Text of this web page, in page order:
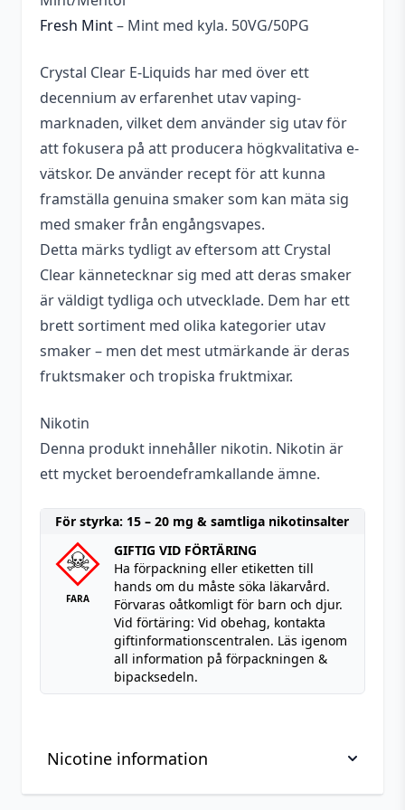
Nicotine information
Fresh Mint– Mint med kyla. 50VG/50PG
Crystal Clear E-Liquids har med över ett
decennium av erfarenhet utav vaping-
marknaden, vilket dem använder sig utav för
att fokusera på att producera högkvalitativa e-
vätskor. De använder recept för att kunna
framställa genuina smaker som kan mäta sig
med smaker från engångsvapes.
Detta märks tydligt av eftersom att Crystal
Clear kännetecknar sig med att deras smaker
är väldigt tydliga och utvecklade. Dem har ett
brett sortiment med olika kategorier utav
smaker – men det mest utmärkande är deras
fruktsmaker och tropiska fruktmixar.
Nikotin
Denna produkt innehåller nikotin. Nikotin är
ett mycket beroendeframkallande ämne.
För styrka: 15 – 20 mg & samtliga nikotinsalter
FARA
GIFTIG VID FÖRTÄRING
Ha förpackning eller etiketten till
hands om du måste söka läkarvård.
Förvaras oåtkomligt för barn och djur.
Vid förtäring: Vid obehag, kontakta
giftinformationscentralen. Läs igenom
all information på förpackningen &
bipacksedeln.